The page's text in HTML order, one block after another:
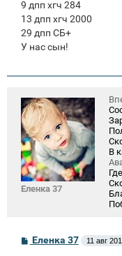
9 дпп хгч 284
13 дпп хгч 2000
29 дпп СБ+
У нас сын!
Еленка 37
В
С
о
Еленка 37 11 авг